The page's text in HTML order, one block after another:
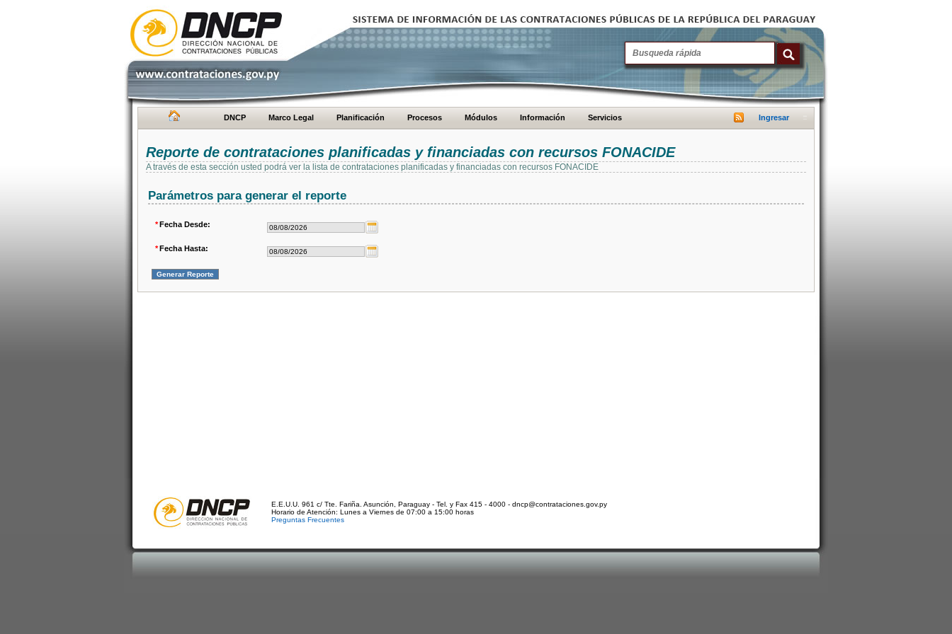
DNCP Marco Legal Planificación Procesos Módulos Información Servicios Ingresar
Reporte de contrataciones planificadas y financiadas con recursos FONACIDE
A través de esta sección usted podrá ver la lista de contrataciones planificadas y financiadas con recursos FONACIDE
Parámetros para generar el reporte
*Fecha Desde:
*Fecha Hasta:
E.E.U.U. 961 c/ Tte. Fariña. Asunción, Paraguay - Tel. y Fax 415 - 4000 - dncp@contrataciones.gov.py
Horario de Atención: Lunes a Viernes de 07:00 a 15:00 horas
Preguntas Frecuentes